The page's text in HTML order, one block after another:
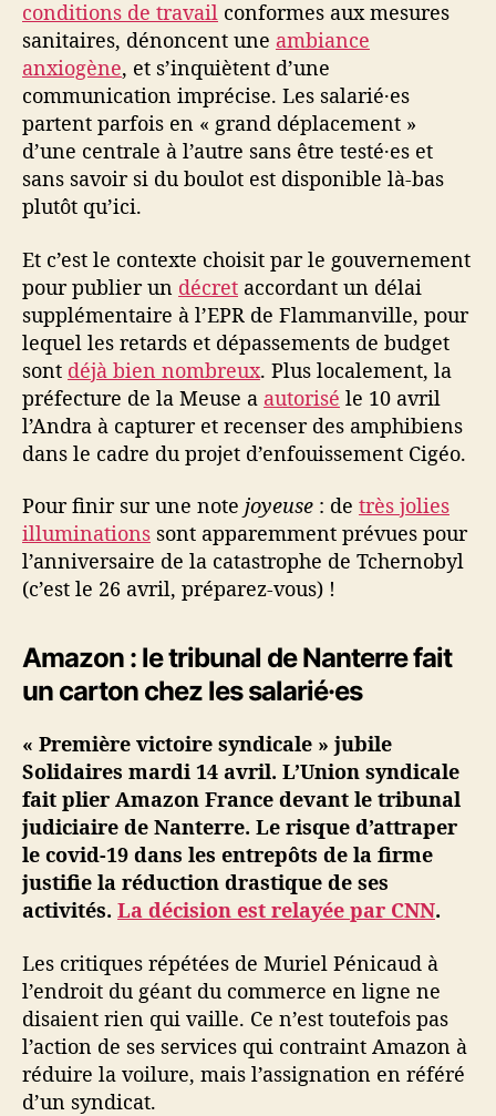
conditions de travail conformes aux mesures
sanitaires, dénoncent une ambiance
anxiogène, et s’inquiètent d’une
communication imprécise. Les salarié·es
partent parfois en « grand déplacement »
d’une centrale à l’autre sans être testé·es et
sans savoir si du boulot est disponible là-bas
plutôt qu’ici.
Et c’est le contexte choisit par le gouvernement
pour publier un décret accordant un délai
supplémentaire à l’EPR de Flammanville, pour
lequel les retards et dépassements de budget
sont déjà bien nombreux. Plus localement, la
préfecture de la Meuse a autorisé le 10 avril
l’Andra à capturer et recenser des amphibiens
dans le cadre du projet d’enfouissement Cigéo.
Pour finir sur une note joyeuse : de très jolies
illuminations sont apparemment prévues pour
l’anniversaire de la catastrophe de Tchernobyl
(c’est le 26 avril, préparez-vous) !
Amazon : le tribunal de Nanterre fait
un carton chez les salarié·es
« Première victoire syndicale » jubile
Solidaires mardi 14 avril. L’Union syndicale
fait plier Amazon France devant le tribunal
judiciaire de Nanterre. Le risque d’attraper
le covid-19 dans les entrepôts de la firme
justifie la réduction drastique de ses
activités. La décision est relayée par CNN.
Les critiques répétées de Muriel Pénicaud à
l’endroit du géant du commerce en ligne ne
disaient rien qui vaille. Ce n’est toutefois pas
l’action de ses services qui contraint Amazon à
réduire la voilure, mais l’assignation en référé
d’un syndicat.